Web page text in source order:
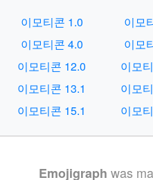
이모티콘 1.0 이모
이모티콘 4.0
이모
이모티콘 12.0
이모
이모티콘 13.1
이모
이모티콘 15.1
이모
Emojigraph was